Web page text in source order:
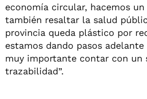
economía circular, hacemos
también resaltar la salud
provincia queda plástico por
estamos dando pasos
muy importante contar con un
trazabilidad”.